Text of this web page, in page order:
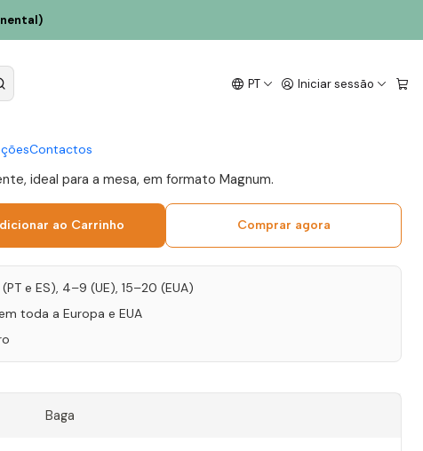
PT Iniciar sessão
Contactos
Missão Magnum 2021
ideal para a mesa, em formato Magnum.
ao Carrinho Comprar agora
e ES), 4–9 (UE), 15–20 (EUA)
toda a Europa e EUA
Baga